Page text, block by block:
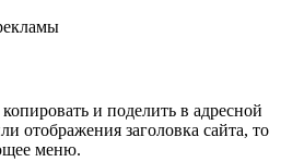
и поделить в адресной
отображения заголовка сайта, то
меню.